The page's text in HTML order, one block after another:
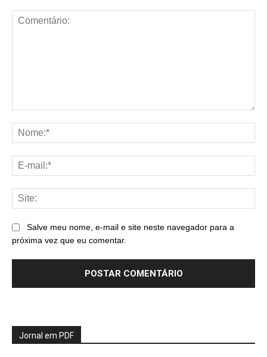
Salve meu nome, e-mail e site neste navegador para a
próxima vez que eu comentar.
Jornal em PDF